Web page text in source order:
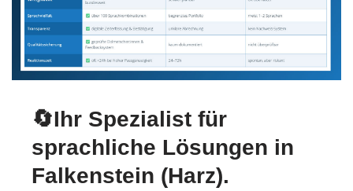
🔄Ihr Spezialist für
sprachliche Lösungen in
Falkenstein (Harz).